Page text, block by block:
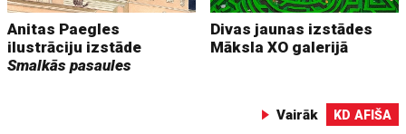
Anitas Paegles
ilustrāciju izstāde
Smalkās pasaules
Divas jaunas izstādes
Māksla XO galerijā
Vairāk KD AFIŠA